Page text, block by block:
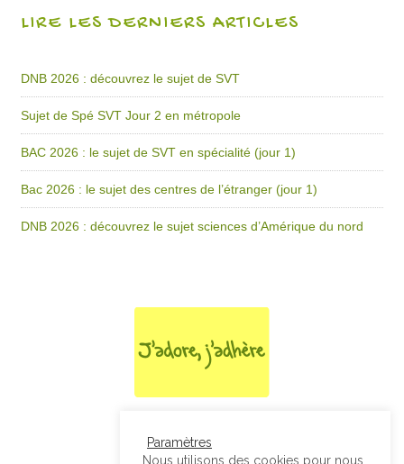
LIRE LES DERNIERS ARTICLES
DNB 2026 : découvrez le sujet de SVT
Sujet de Spé SVT Jour 2 en métropole
BAC 2026 : le sujet de SVT en spécialité (jour 1)
Bac 2026 : le sujet des centres de l’étranger (jour 1)
DNB 2026 : découvrez le sujet sciences d’Amérique du nord
Paramètres
Nous utilisons des cookies pour nous